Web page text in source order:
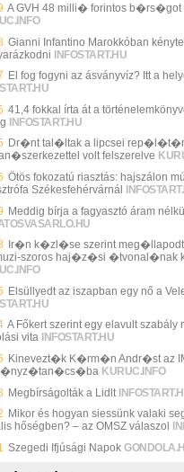
A GVH 48 milli� forintos b�rs�got
Gianni Infantino Marokkóban
INFOSTART.HU
El fog fogyni az ásványvíz? Itt a
41,4 fokkal írta át a
INFOSTART.HU
Dr�nt tal�ltak a lipcsei
volt felszerelve
Ötös fokozatú riasztás: hajszálon
Székesfehérvárnál
Meddig bírja a fagyasztó áram
Ir�n k�zl�se szerint
szoros haj�z�si
Elsüllyedt az iszapban egy nő a
A Főkert szerint egy elavult szabály
vita INFOSTART.HU
Kinevezt�k K�rm�n Andr�st az
KURUC.INFO
Megbírságolták a Lidlt
Mikor és hogyan siessünk valaki
hőségben? – az OMSZ válaszol
Szegedi Ifjúsági Napok